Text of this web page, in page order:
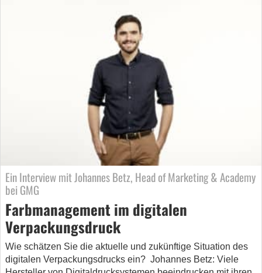
Ein Interview mit Johannes Betz, Head of Marketing & Academy
bei GMG
Farbmanagement im digitalen
Verpackungsdruck
Wie schätzen Sie die aktuelle und zukünftige Situation des
digitalen Verpackungsdrucks ein? Johannes Betz: Viele